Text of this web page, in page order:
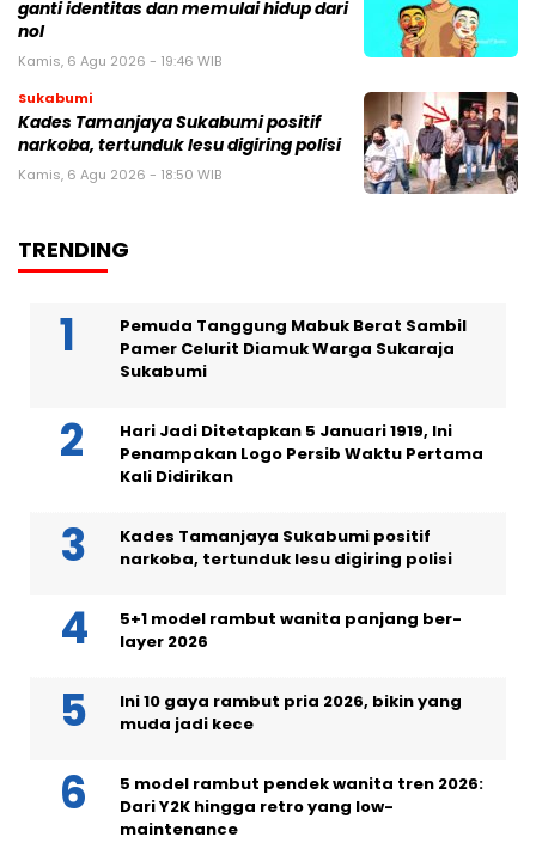
ganti identitas dan memulai hidup dari
nol
Kamis, 6 Agu 2026 - 19:46 WIB
Sukabumi
Kades Tamanjaya Sukabumi positif
narkoba, tertunduk lesu digiring polisi
Kamis, 6 Agu 2026 - 18:50 WIB
TRENDING
Pemuda Tanggung Mabuk Berat Sambil
Pamer Celurit Diamuk Warga Sukaraja
Sukabumi
Hari Jadi Ditetapkan 5 Januari 1919, Ini
Penampakan Logo Persib Waktu Pertama
Kali Didirikan
Kades Tamanjaya Sukabumi positif
narkoba, tertunduk lesu digiring polisi
5+1 model rambut wanita panjang ber-
layer 2026
Ini 10 gaya rambut pria 2026, bikin yang
muda jadi kece
5 model rambut pendek wanita tren 2026:
Dari Y2K hingga retro yang low-
maintenance